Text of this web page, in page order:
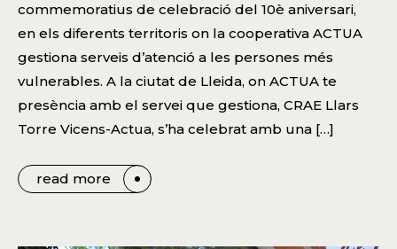
commemoratius de celebració del 10è aniversari,
en els diferents territoris on la cooperativa ACTUA
gestiona serveis d’atenció a les persones més
vulnerables. A la ciutat de Lleida, on ACTUA te
presència amb el servei que gestiona, CRAE Llars
Torre Vicens-Actua, s’ha celebrat amb una […]
read more